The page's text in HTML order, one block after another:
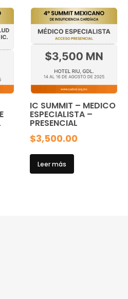
IC SUMMIT – MEDICO
ESPECIALISTA –
PRESENCIAL
$3,500.00
Leer más